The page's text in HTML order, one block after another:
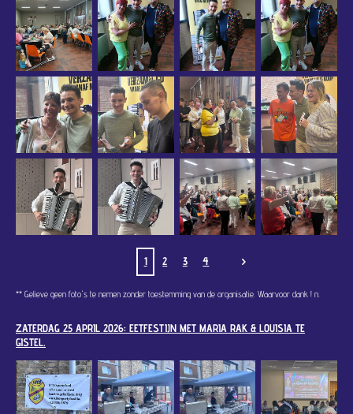
1 2 3 4
** Gelieve geen foto's te nemen zonder toestemming van de organisatie. Waarvoor dank ! n.
ZATERDAG 25 APRIL 2026: EETFESTIJN MET MARIA RAK & LOUISIA TE
GISTEL.